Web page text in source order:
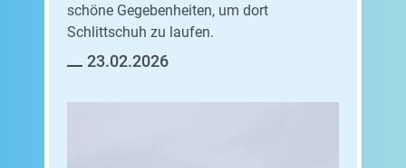
schöne Gegebenheiten, um dort
Schlittschuh zu laufen.
23.02.2026